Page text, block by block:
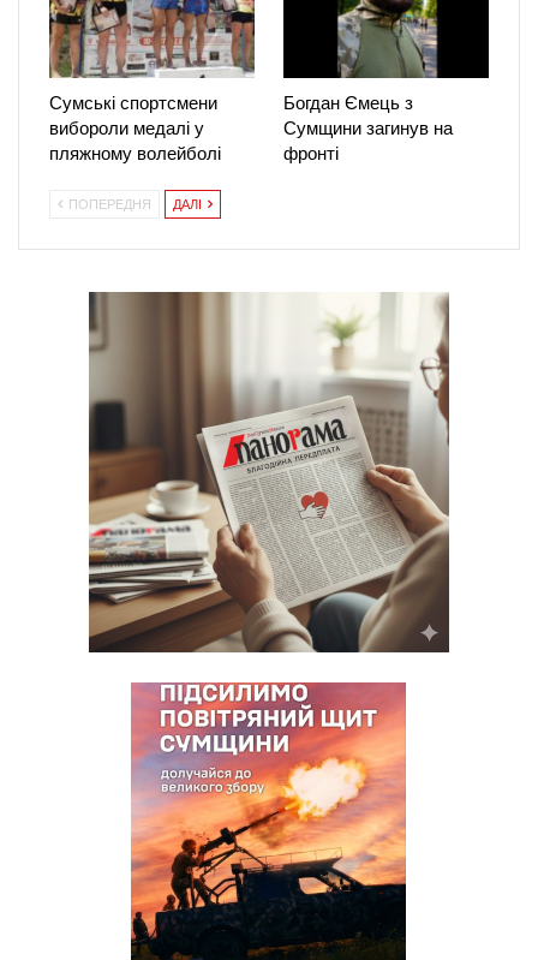
Сумські спортсмени
вибороли медалі у
пляжному волейболі
Богдан Ємець з
Сумщини загинув на
фронті
ПОПЕРЕДНЯ ДАЛІ